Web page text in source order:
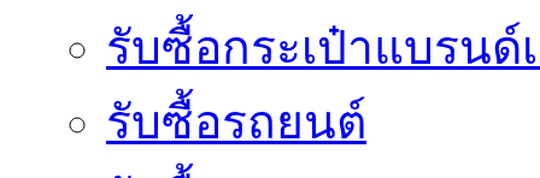
รับซื้อกระเป๋าแบรนด์
รับซื้อรถยนต์